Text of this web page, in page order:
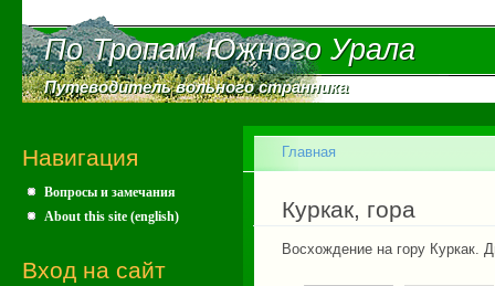
По Тропам Южного Урала
По Тропам Южного Урала
Путеводитель вольного странника
Путеводитель вольного странника
Навигация
Вопросы и замечания
About this site (english)
Вход на сайт
Вы здесь
Главная
Куркак, гора
Восхождение на гору Куркак.